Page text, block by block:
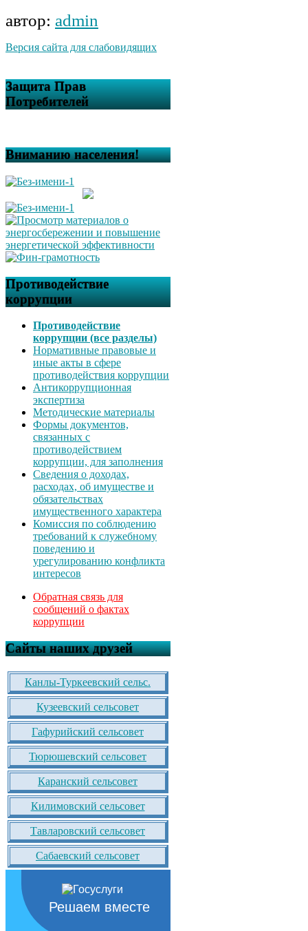
автор: admin
Версия сайта для слабовидящих
Защита Прав
Потребителей
Вниманию населения!
Противодействие
коррупции
Противодействие
коррупции (все разделы)
Нормативные правовые и
иные акты в сфере
противодействия коррупции
Антикоррупционная
экспертиза
Методические материалы
Формы документов,
связанных с
противодействием
коррупции, для заполнения
Сведения о доходах,
расходах, об имуществе и
обязательствах
имущественного характера
Комиссия по соблюдению
требований к служебному
поведению и
урегулированию конфликта
интересов
Обратная связь для
сообщений о фактах
коррупции
Сайты наших друзей
Канлы-Туркеевский сельс.
Кузеевский сельсовет
Гафурийский сельсовет
Тюрюшевский сельсовет
Каранский сельсовет
Килимовский сельсовет
Тавларовский сельсовет
Сабаевский сельсовет
Решаем вместе